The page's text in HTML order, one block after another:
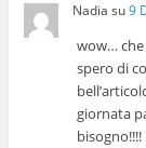
Nadia su9
wow… che
spero di
giornata
bisogno!!!!